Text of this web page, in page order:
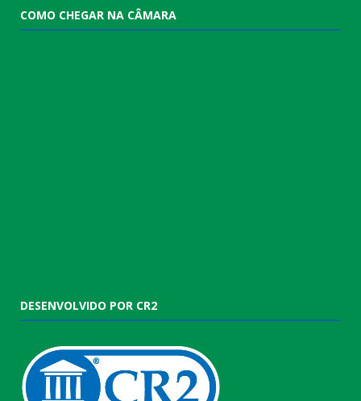
COMO CHEGAR NA CÂMARA
DESENVOLVIDO POR CR2